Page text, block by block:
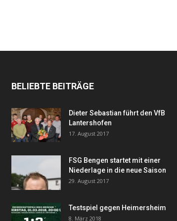
BELIEBTE BEITRÄGE
Dieter Sebastian führt den VfB
Lantershofen
17. August 2017
FSG Bengen startet mit einer
Niederlage in die neue Saison
29. August 2017
Testspiel gegen Heimersheim
8. März 2018